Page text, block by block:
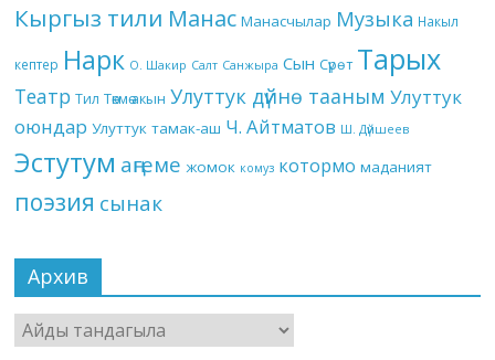
Кыргыз тили Манас Манасчылар Музыка Накыл
кептер Нарк О. Шакир Салт Санжыра Сын Сүрөт Тарых
Театр Тил Төкмө акын Улуттук дүйнө тааным Улуттук
оюндар Улуттук тамак-аш Ч. Айтматов Ш. Дүйшеев
Эстутум аңгеме жомок комуз котормо маданият
поэзия сынак
Архив
Архив